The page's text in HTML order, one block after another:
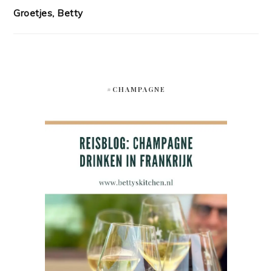
Groetjes, Betty
#CHAMPAGNE